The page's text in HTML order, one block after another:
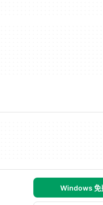
Windows 免